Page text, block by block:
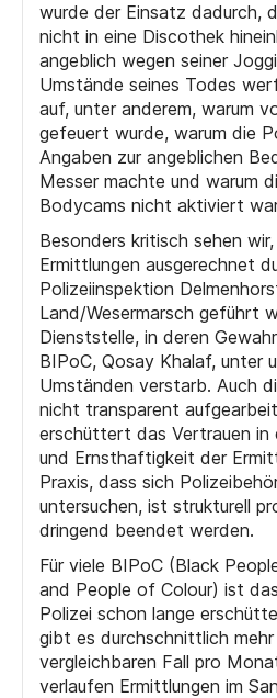
wurde der Einsatz dadurch,
nicht in eine Discothek
angeblich wegen seiner
Umstände seines Todes
auf, unter anderem, warum
gefeuert wurde, warum die
Angaben zur angeblichen
Messer machte und warum
Bodycams nicht aktiviert
Besonders kritisch sehen
Ermittlungen ausgerechnet
Polizeiinspektion
Land/Wesermarsch geführt
Dienststelle, in deren
BIPoC, Qosay Khalaf, unter
Umständen verstarb. Auch
nicht transparent
erschüttert das Vertrauen in
und Ernsthaftigkeit der
Praxis, dass sich
untersuchen, ist strukturell
dringend beendet werden.
Für viele BIPoC (Black
and People of Colour) ist
Polizei schon lange
gibt es durchschnittlich mehr
vergleichbaren Fall pro
verlaufen Ermittlungen im